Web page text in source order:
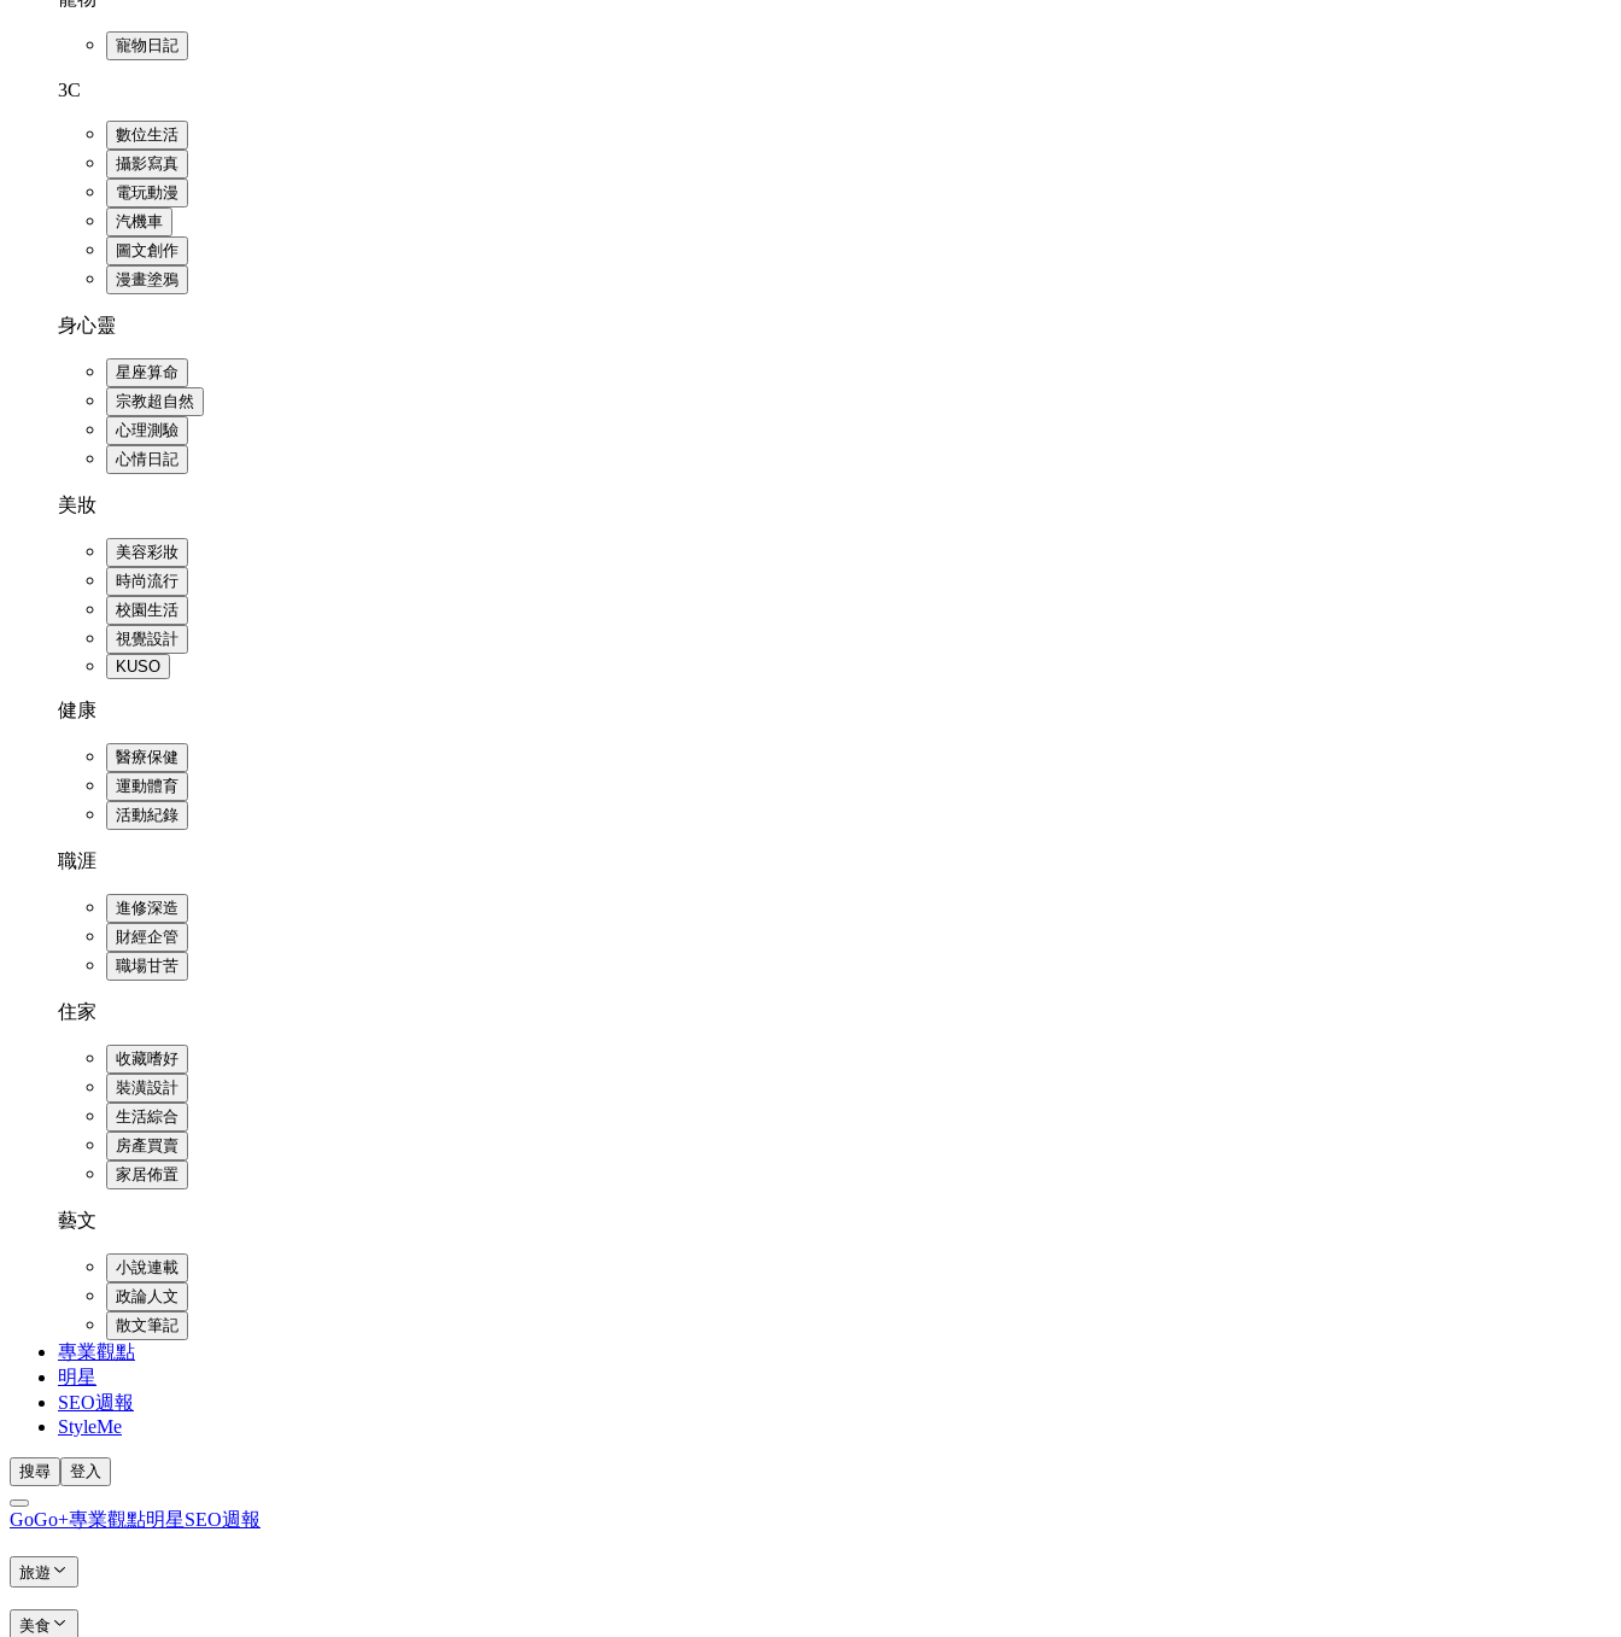
寵物日記
3C
數位生活
攝影寫真
電玩動漫
汽機車
圖文創作
漫畫塗鴉
身心靈
星座算命
宗教超自然
心理測驗
心情日記
美妝
美容彩妝
時尚流行
校園生活
視覺設計
KUSO
健康
醫療保健
運動體育
活動紀錄
職涯
進修深造
財經企管
職場甘苦
住家
收藏嗜好
裝潢設計
生活綜合
房產買賣
家居佈置
藝文
小說連載
政論人文
散文筆記
專業觀點
明星
SEO週報
StyleMe
搜尋 登入
GoGo+專業觀點明星SEO週報
旅遊
美食